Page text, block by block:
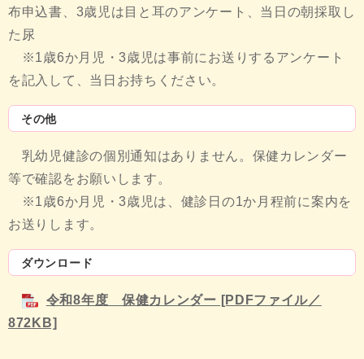
布申込書、3歳児は目と耳のアンケート、当日の朝採取し
た尿
※1歳6か月児・3歳児は事前にお送りするアンケート
を記入して、当日お持ちください。
その他
乳幼児健診の個別通知はありません。保健カレンダー
等で確認をお願いします。
※1歳6か月児・3歳児は、健診日の1か月程前に案内を
お送りします。
ダウンロード
令和8年度 保健カレンダー [PDFファイル／
872KB]